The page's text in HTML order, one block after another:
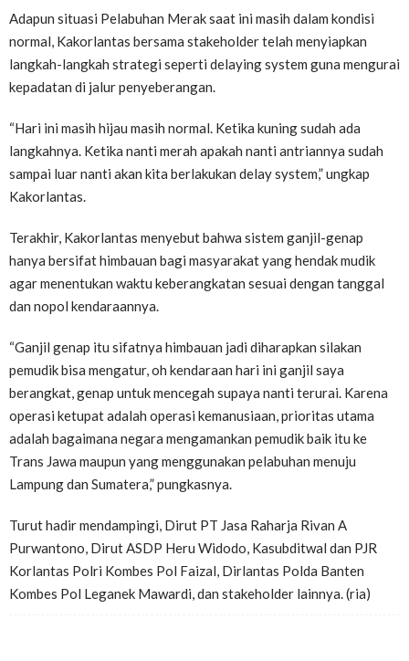
Adapun situasi Pelabuhan Merak saat ini masih dalam kondisi
normal, Kakorlantas bersama stakeholder telah menyiapkan
langkah-langkah strategi seperti delaying system guna mengurai
kepadatan di jalur penyeberangan.
“Hari ini masih hijau masih normal. Ketika kuning sudah ada
langkahnya. Ketika nanti merah apakah nanti antriannya sudah
sampai luar nanti akan kita berlakukan delay system,” ungkap
Kakorlantas.
Terakhir, Kakorlantas menyebut bahwa sistem ganjil-genap
hanya bersifat himbauan bagi masyarakat yang hendak mudik
agar menentukan waktu keberangkatan sesuai dengan tanggal
dan nopol kendaraannya.
“Ganjil genap itu sifatnya himbauan jadi diharapkan silakan
pemudik bisa mengatur, oh kendaraan hari ini ganjil saya
berangkat, genap untuk mencegah supaya nanti terurai. Karena
operasi ketupat adalah operasi kemanusiaan, prioritas utama
adalah bagaimana negara mengamankan pemudik baik itu ke
Trans Jawa maupun yang menggunakan pelabuhan menuju
Lampung dan Sumatera,” pungkasnya.
Turut hadir mendampingi, Dirut PT Jasa Raharja Rivan A
Purwantono, Dirut ASDP Heru Widodo, Kasubditwal dan PJR
Korlantas Polri Kombes Pol Faizal, Dirlantas Polda Banten
Kombes Pol Leganek Mawardi, dan stakeholder lainnya. (ria)